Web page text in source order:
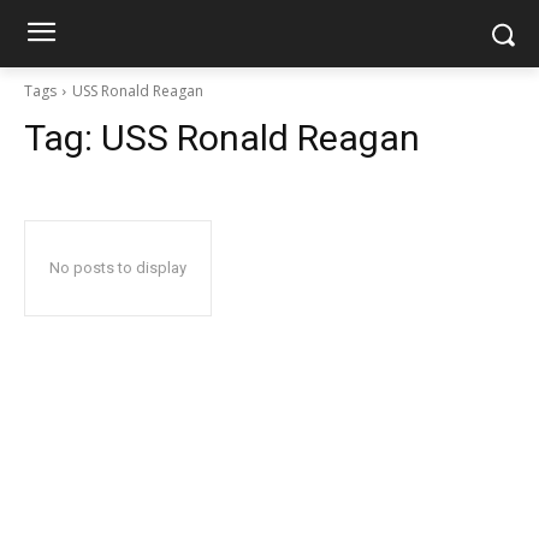
Tags USS Ronald Reagan
Tag: USS Ronald Reagan
No posts to display